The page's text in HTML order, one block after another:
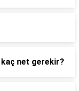
net gerekir?